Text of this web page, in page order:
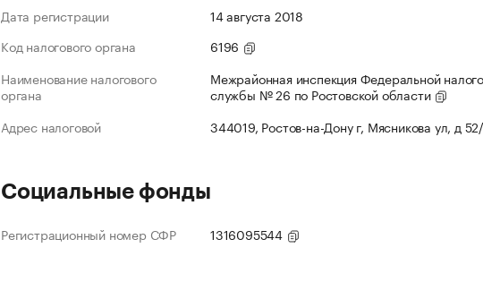
Дата регистрации
14 августа 2018
Код налогового органа
6196
Наименование налогового
органа
Межрайонная инспекция Федеральной
службы № 26 по Ростовской области
Адрес налоговой
344019, Ростов-на-Дону г, Мясникова ул, д
Социальные фонды
Регистрационный номер СФР 1316095544